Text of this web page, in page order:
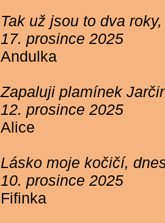
Tak už jsou to dva
17. prosince 2025
Andulka
Zapaluji plamínek
12. prosince 2025
Alice
Lásko moje kočičí,
10. prosince 2025
Fifinka